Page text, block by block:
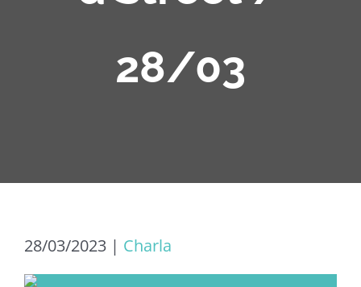
28/03
28/03/2023 | Charla